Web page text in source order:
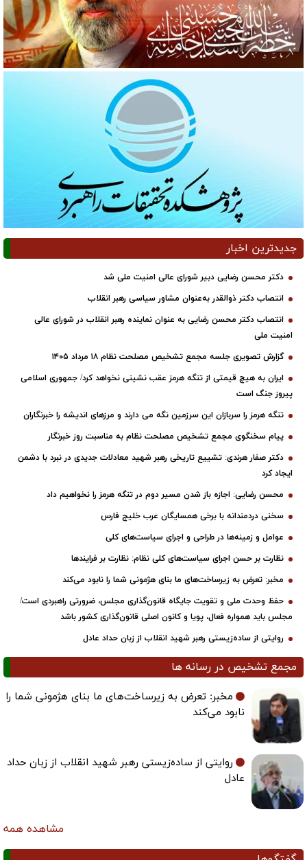
جدیدترین اخبار
دکتر محسن رضایی دبیر شورای عالی امنیت ملی شد
انتصاب دکتر ذوالقدر به‌عنوان مشاور سیاسی رهبر انقلاب
انتصاب دکتر محسن رضایی به عنوان نماینده رهبر انقلاب در شورای عالی
امنیت ملی
گزارش تصویری جلسه مجمع تشخیص مصلحت نظام ۱۸ مرداد ۱۴۰۵
ایران به هیچ قیمتی از تنگه هرمز عقب نشینی نخواهد کرد/ جمهوری اسلامی
پیروز جنگ است
تنگه هرمز را سربازان این سرزمین نگه می دارند و مرزهای اندیشه را خبرنگاران
پیام سخنگوی مجمع تشخیص مصلحت نظام به مناسبت روز خبرنگار
دکتر صفار هرندی: تشییع تاریخی رهبر شهید معادلات جدیدی در نبرد با دشمن
ایجاد کرد
محسن رضایی: اجازه باز شدن مسیر دوم در تنگه هرمز را نخواهیم داد
سخنی دردمندانه با برخی همسایگان عرب خلیج فارس
عوامل و زمینه‌ها در طراحی و اجرای سیاست‌های کلی
نظارت بر حسن اجرای سیاست‌های کلی نظام: نظارت بر فرایندها
مخبر: تعرض به زیرساخت‌های ما بنای هژمونی شما را نابود می‌کند
حفظ وحدت ملی و تقویت جایگاه قانون‌گذاری مجلس، ضرورتی راهبردی است/
مجلس باید همواره فعال، پویا و کانون اصلی قانون‌گذاری کشور باشد
روایتی از ساده‌زیستی رهبر شهید انقلاب از زبان حداد عادل
مجمع تشخیص در رسانه ها
مخبر: تعرض به زیرساخت‌های ما بنای هژمونی شما را
نابود می‌کند
روایتی از ساده‌زیستی رهبر شهید انقلاب از زبان حداد
عادل
مشاهده همه